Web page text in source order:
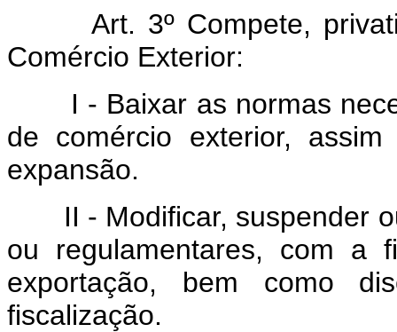
Art. 3º Compete,
Comércio Exterior:
I - Baixar as normas
de comércio exterior,
expansão.
II - Modificar, suspender
ou regulamentares, com a
exportação, bem como
fiscalização.